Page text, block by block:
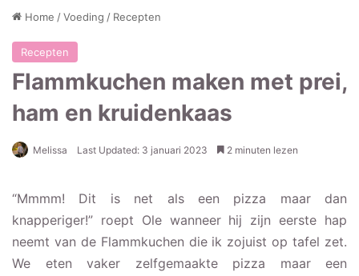
Home /Voeding / Recepten
Recepten
Flammkuchen maken met prei,
ham en kruidenkaas
Melissa Last Updated: 3 januari 2023 2 minuten lezen
“Mmmm! Dit is net als een pizza maar dan
knapperiger!” roept Ole wanneer hij zijn eerste hap
neemt van de Flammkuchen die ik zojuist op tafel zet.
We eten vaker zelfgemaakte pizza maar een